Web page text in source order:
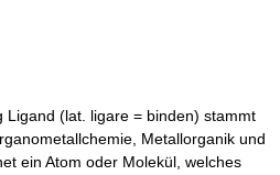
(lat. ligare = binden) stammt
Metallorganik und
ein Atom oder Molekül, welches